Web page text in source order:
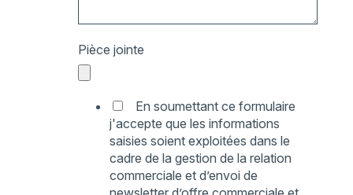
Pièce jointe
En soumettant ce formulaire
j'accepte que les informations
saisies soient exploitées dans le
cadre de la gestion de la relation
commerciale et d’envoi de